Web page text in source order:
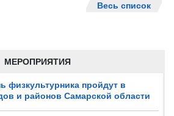
МЕРОПРИЯТИЯ
физкультурника пройдут в
и районов Самарской области
Весь список